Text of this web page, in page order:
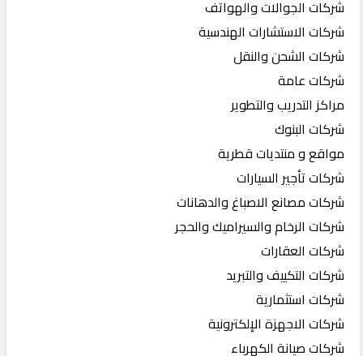
شركات الجوالات والهواتف
شركات الاستشارات الهندسية
شركات الشحن والنقل
شركات عامة
مراكز التدريب والتطوير
شركات البنوك
مواقع و منتديات قطرية
شركات تأجير السيارات
شركات مصانع الاصباغ والدهانات
شركات الرخام والسيراميك والحجر
شركات العقارات
شركات التكييف والتبريد
شركات استثمارية
شركات الاجهزة الإلكترونية
شركات صيانة الكهرباء